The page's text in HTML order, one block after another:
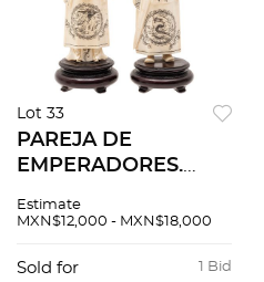
Lot 33
PAREJA DE
EMPERADORES.
Tallas en marfil con
2 piezas
Estimate
MXN$12,000 - MXN$18,000
1 Bid
Sold for